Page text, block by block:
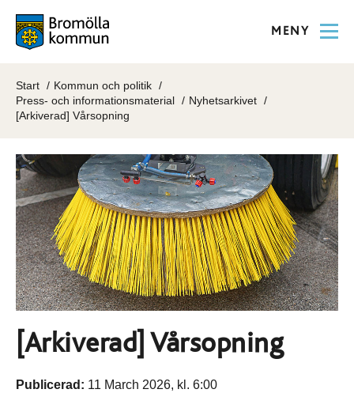
MENY
Start
Kommun och politik
Press- och informationsmaterial
Nyhetsarkivet
[Arkiverad] Vårsopning
[Arkiverad] Vårsopning
Publicerad: 11 March 2026, kl. 6:00